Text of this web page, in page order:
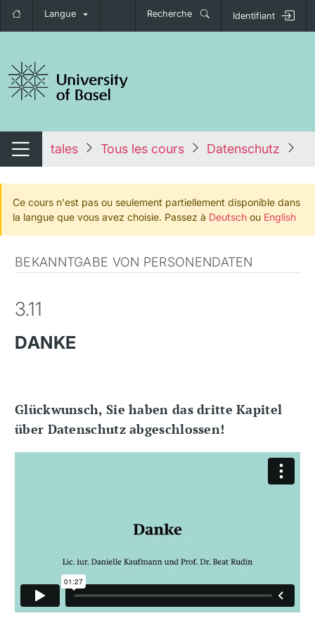
Langue Recherche Identifiant
de navigation
Changer de navigation
tales Tous les cours Datenschutz
Ce cours n'est pas ou seulement partiellement disponible dans
la langue que vous avez choisie. Passez à Deutsch ou English
BEKANNTGABE VON PERSONENDATEN
3.11
DANKE
Glückwunsch, Sie haben das dritte Kapitel
über Datenschutz abgeschlossen!